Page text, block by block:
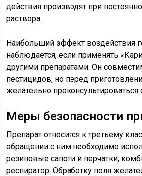
действия производят при
раствора.
Наибольший эффект воздействия
наблюдается, если применять
другими препаратами. Он
пестицидов, но перед
желательно проконсультироваться
Меры безопасности
Препарат относится к третьему
обращении с ним необходимо
резиновые сапоги и перчатки,
респиратор. Обработку поля